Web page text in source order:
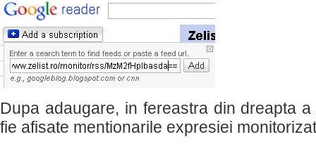
Dupa adaugare, in fereastra din dreapta
fie afisate mentionarile expresiei